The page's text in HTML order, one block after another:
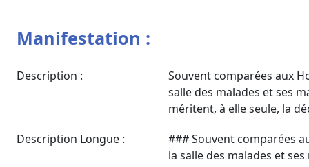
Manifestation :
Description :
Souvent comparées aux
salle des malades et ses
méritent, à elle seule, la
Description Longue :
### Souvent comparées
la salle des malades et